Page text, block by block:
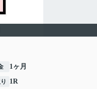
1ヶ月
1R